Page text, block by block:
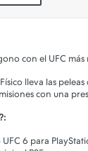
con el UFC más
Físico lleva las
con una
6 para